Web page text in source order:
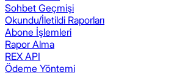
Sohbet Geçmişi
Okundu/İletildi Raporları
Abone İşlemleri
Rapor Alma
REX API
Ödeme Yöntemi